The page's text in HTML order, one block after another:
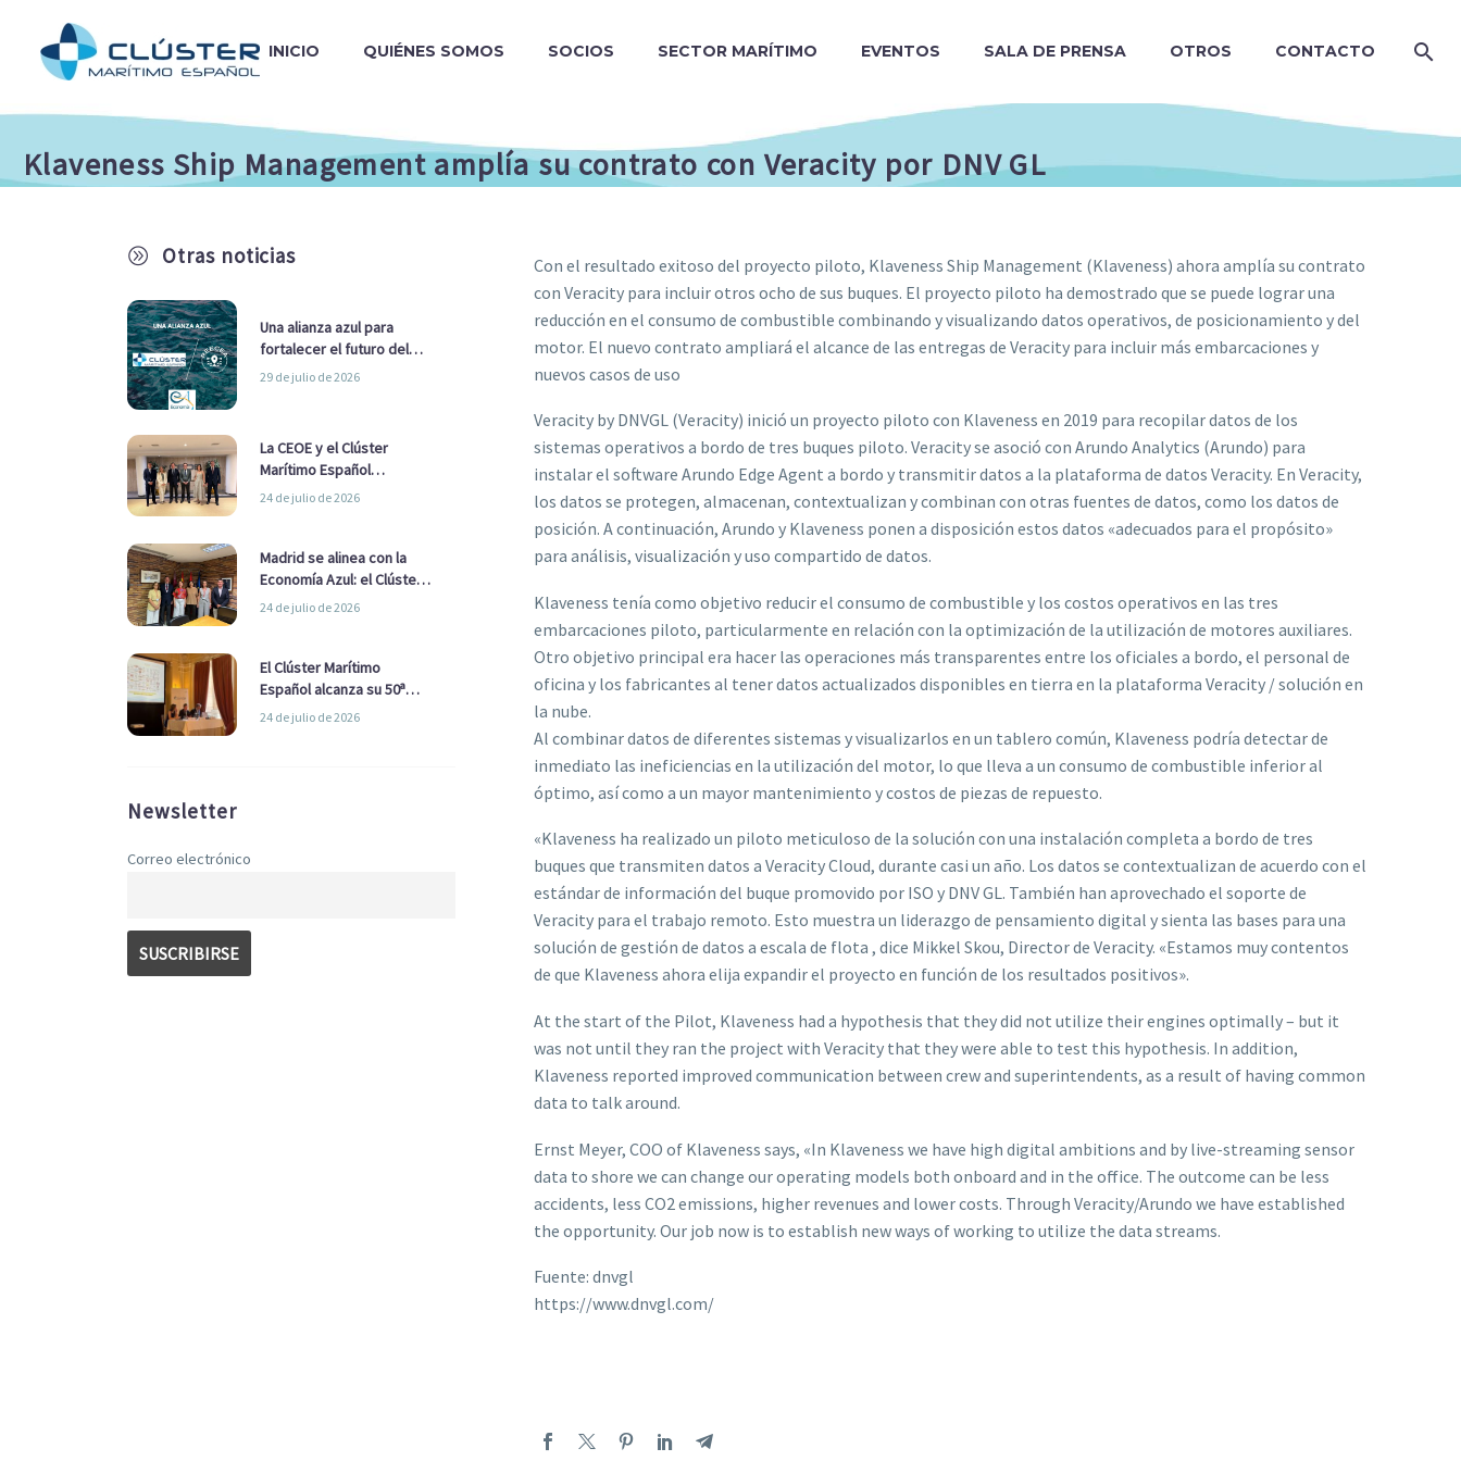
INICIO QUIÉNES SOMOS SOCIOS SECTOR MARÍTIMO EVENTOS SALA DE PRENSA OTROS CONTACTO
Klaveness Ship Management amplía su contrato con Veracity por DNV GL
A Otras noticias
Una alianza azul para
fortalecer el futuro del
sector marítimo
29 de julio de 2026
La CEOE y el Clúster
Marítimo Español
refuerzan su alianza para
24 de julio de 2026
Madrid se alinea con la
Economía Azul: el Clúster
Marítimo Español y la Real
Ayuntamiento
24 de julio de 2026
El Clúster Marítimo
Español alcanza su 50ª
Asamblea reafirmando su
24 de julio de 2026
Newsletter
Correo electrónico
Con el resultado exitoso del proyecto piloto, Klaveness Ship Management (Klaveness) ahora amplía su contrato
con Veracity para incluir otros ocho de sus buques. El proyecto piloto ha demostrado que se puede lograr una
reducción en el consumo de combustible combinando y visualizando datos operativos, de posicionamiento y del
motor. El nuevo contrato ampliará el alcance de las entregas de Veracity para incluir más embarcaciones y
nuevos casos de uso
Veracity by DNVGL (Veracity) inició un proyecto piloto con Klaveness en 2019 para recopilar datos de los
sistemas operativos a bordo de tres buques piloto. Veracity se asoció con Arundo Analytics (Arundo) para
instalar el software Arundo Edge Agent a bordo y transmitir datos a la plataforma de datos Veracity. En Veracity,
los datos se protegen, almacenan, contextualizan y combinan con otras fuentes de datos, como los datos de
posición. A continuación, Arundo y Klaveness ponen a disposición estos datos «adecuados para el propósito»
para análisis, visualización y uso compartido de datos.
Klaveness tenía como objetivo reducir el consumo de combustible y los costos operativos en las tres
embarcaciones piloto, particularmente en relación con la optimización de la utilización de motores auxiliares.
Otro objetivo principal era hacer las operaciones más transparentes entre los oficiales a bordo, el personal de
oficina y los fabricantes al tener datos actualizados disponibles en tierra en la plataforma Veracity / solución en
la nube.
Al combinar datos de diferentes sistemas y visualizarlos en un tablero común, Klaveness podría detectar de
inmediato las ineficiencias en la utilización del motor, lo que lleva a un consumo de combustible inferior al
óptimo, así como a un mayor mantenimiento y costos de piezas de repuesto.
«Klaveness ha realizado un piloto meticuloso de la solución con una instalación completa a bordo de tres
buques que transmiten datos a Veracity Cloud, durante casi un año. Los datos se contextualizan de acuerdo con el
estándar de información del buque promovido por ISO y DNV GL. También han aprovechado el soporte de
Veracity para el trabajo remoto. Esto muestra un liderazgo de pensamiento digital y sienta las bases para una
solución de gestión de datos a escala de flota , dice Mikkel Skou, Director de Veracity. «Estamos muy contentos
de que Klaveness ahora elija expandir el proyecto en función de los resultados positivos».
At the start of the Pilot, Klaveness had a hypothesis that they did not utilize their engines optimally – but it
was not until they ran the project with Veracity that they were able to test this hypothesis. In addition,
Klaveness reported improved communication between crew and superintendents, as a result of having common
data to talk around.
Ernst Meyer, COO of Klaveness says, «In Klaveness we have high digital ambitions and by live-streaming sensor
data to shore we can change our operating models both onboard and in the office. The outcome can be less
accidents, less CO2 emissions, higher revenues and lower costs. Through Veracity/Arundo we have established
the opportunity. Our job now is to establish new ways of working to utilize the data streams.
Fuente: dnvgl
https://www.dnvgl.com/